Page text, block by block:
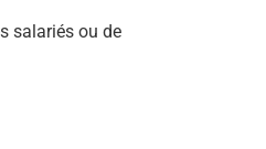
salariés ou de